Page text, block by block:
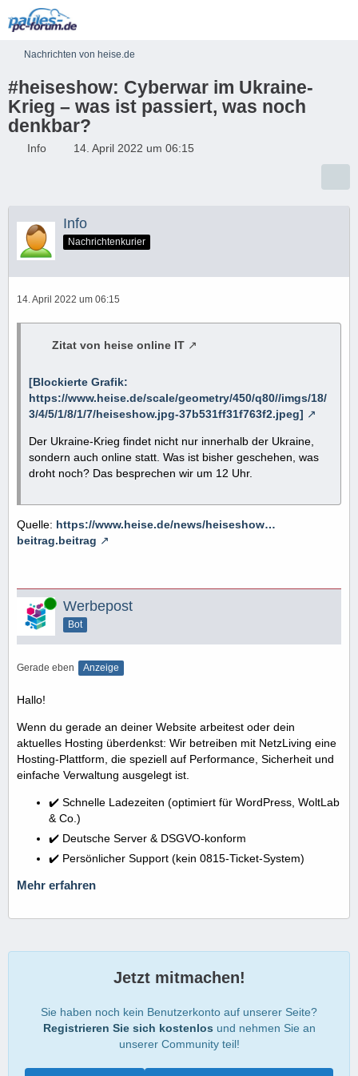
Nachrichten von heise.de
#heiseshow: Cyberwar im Ukraine-
Krieg – was ist passiert, was noch
denkbar?
Info 14. April 2022 um 06:15
Info
Nachrichtenkurier
14. April 2022 um 06:15
Zitat von heise online IT
[Blockierte Grafik:
https://www.heise.de/scale/geometry/450/q80//imgs/18/
3/4/5/1/8/1/7/heiseshow.jpg-37b531ff31f763f2.jpeg]
Der Ukraine-Krieg findet nicht nur innerhalb der Ukraine,
sondern auch online statt. Was ist bisher geschehen, was
droht noch? Das besprechen wir um 12 Uhr.
Quelle: https://www.heise.de/news/heiseshow…
beitrag.beitrag
Online Werbepost
Bot
Gerade eben Anzeige
Hallo!
Wenn du gerade an deiner Website arbeitest oder dein
aktuelles Hosting überdenkst: Wir betreiben mit NetzLiving eine
Hosting-Plattform, die speziell auf Performance, Sicherheit und
einfache Verwaltung ausgelegt ist.
✔️ Schnelle Ladezeiten (optimiert für WordPress, WoltLab
& Co.)
✔️ Deutsche Server & DSGVO-konform
✔️ Persönlicher Support (kein 0815-Ticket-System)
Mehr erfahren
Jetzt mitmachen!
Sie haben noch kein Benutzerkonto auf unserer Seite?
Registrieren Sie sich kostenlos und nehmen Sie an
unserer Community teil!